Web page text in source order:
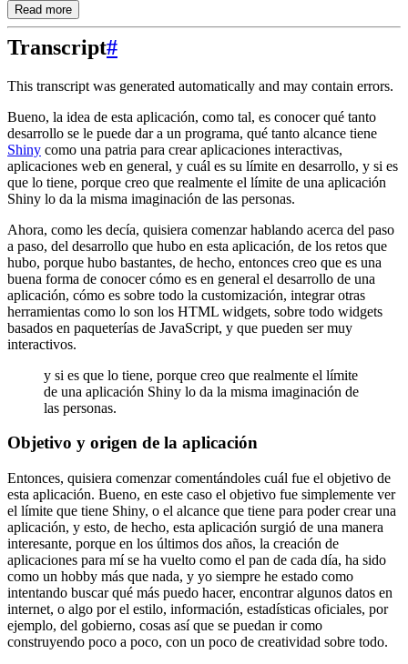
Read more
Transcript#
This transcript was generated automatically and may contain errors.
Bueno, la idea de esta aplicación, como tal, es conocer qué tanto
desarrollo se le puede dar a un programa, qué tanto alcance tiene
Shiny como una patria para crear aplicaciones interactivas,
aplicaciones web en general, y cuál es su límite en desarrollo, y si es
que lo tiene, porque creo que realmente el límite de una aplicación
Shiny lo da la misma imaginación de las personas.
Ahora, como les decía, quisiera comenzar hablando acerca del paso
a paso, del desarrollo que hubo en esta aplicación, de los retos que
hubo, porque hubo bastantes, de hecho, entonces creo que es una
buena forma de conocer cómo es en general el desarrollo de una
aplicación, cómo es sobre todo la customización, integrar otras
herramientas como lo son los HTML widgets, sobre todo widgets
basados en paqueterías de JavaScript, y que pueden ser muy
interactivos.
y si es que lo tiene, porque creo que realmente el límite
de una aplicación Shiny lo da la misma imaginación de
las personas.
Objetivo y origen de la aplicación
Entonces, quisiera comenzar comentándoles cuál fue el objetivo de
esta aplicación. Bueno, en este caso el objetivo fue simplemente ver
el límite que tiene Shiny, o el alcance que tiene para poder crear una
aplicación, y esto, de hecho, esta aplicación surgió de una manera
interesante, porque en los últimos dos años, la creación de
aplicaciones para mí se ha vuelto como el pan de cada día, ha sido
como un hobby más que nada, y yo siempre he estado como
intentando buscar qué más puedo hacer, encontrar algunos datos en
internet, o algo por el estilo, información, estadísticas oficiales, por
ejemplo, del gobierno, cosas así que se puedan ir como
construyendo poco a poco, con un poco de creatividad sobre todo.